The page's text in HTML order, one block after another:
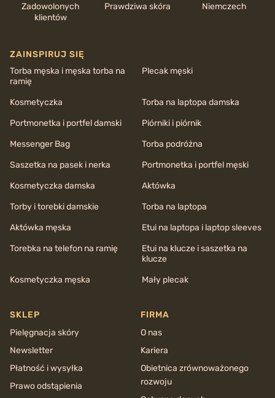
Zadowolonych
klientów
Prawdziwa skóra Niemczech
ZAINSPIRUJ SIĘ
Torba męska i męska torba na
ramię
Plecak męski
Kosmetyczka
Torba na laptopa damska
Portmonetka i portfel damski
Piórniki i piórnik
Messenger Bag
Torba podróżna
Saszetka na pasek i nerka
Portmonetka i portfel męski
Kosmetyczka damska
Aktówka
Torby i torebki damskie
Torba na laptopa
Aktówka męska
Etui na laptopa i laptop sleeves
Torebka na telefon na ramię
Etui na klucze i saszetka na
klucze
Kosmetyczka męska
Mały plecak
SKLEP
Pielęgnacja skóry
Newsletter
Płatność i wysyłka
Prawo odstąpienia
FIRMA
O nas
Kariera
Obietnica zrównoważonego
rozwoju